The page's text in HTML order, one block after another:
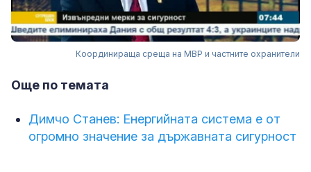
Координираща среща на МВР и частните охранители
Още по темата
Димчо Станев: Енергийната система е от
огромно значение за държавната сигурност